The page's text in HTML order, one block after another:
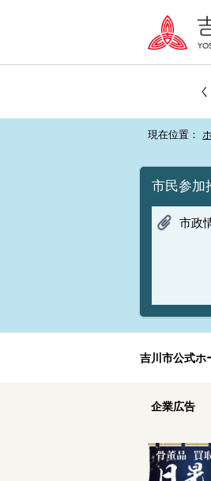
現在位置：
市民参加
市政
吉川市公式ホ
企業広告